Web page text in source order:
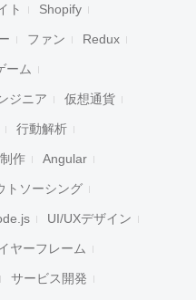
ト Shopify
ファン Redux
ーム
ジニア 仮想通貨
行動解析
制作 Angular
トソーシング
UI/UXデザイン
ヤーフレーム
サービス開発